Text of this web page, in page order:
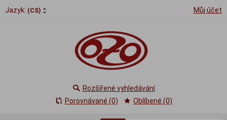
Jazyk: (CS) Můj účet
Rozšířené vyhledávání
Porovnávané (0)
Oblíbené (0)